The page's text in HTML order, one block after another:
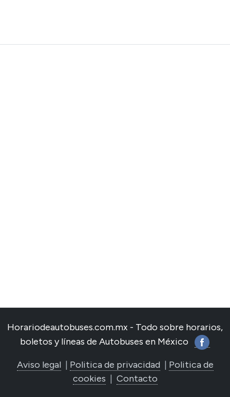
Horariodeautobuses.com.mx - Todo sobre horarios,
boletos y líneas de Autobuses en México
Aviso legal| Politica de privacidad | Politica de
cookies | Contacto